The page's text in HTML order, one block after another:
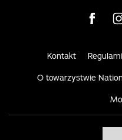
Visit us
Kontakt
O towarzystwie